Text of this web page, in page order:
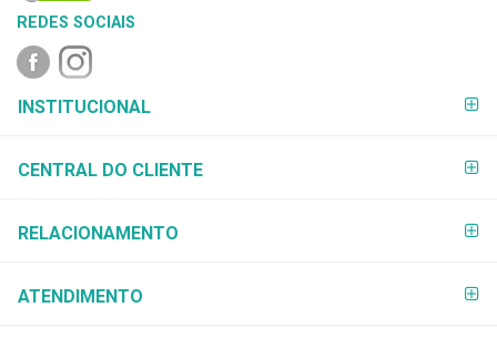
REDES SOCIAIS
PAGAMENTO
INSTITUCIONAL
CENTRAL DO CLIENTE
RELACIONAMENTO
ATENDIMENTO